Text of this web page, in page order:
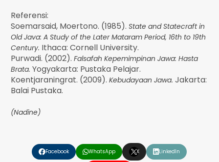
Referensi:
Soemarsaid, Moertono. (1985).State and Statecraft in
Old Java: A Study of the Later Mataram Period, 16th to 19th
Century. Ithaca: Cornell University.
Purwadi. (2002).Falsafah Kepemimpinan Jawa: Hasta
Brata.Yogyakarta: Pustaka Pelajar.
Koentjaraningrat. (2009).Kebudayaan Jawa.Jakarta:
Balai Pustaka.
(Nadine)
Facebook WhatsApp X LinkedIn